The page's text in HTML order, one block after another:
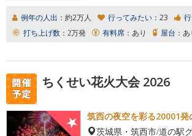
例年の人出： 約2万人 行ってみたい： 23
打ち上げ数： 2万発 有料席： あり 屋台： あ
ちくせい花火大会 2026
筑西の夜空を彩る20001発
茨城県・筑西市/道の駅